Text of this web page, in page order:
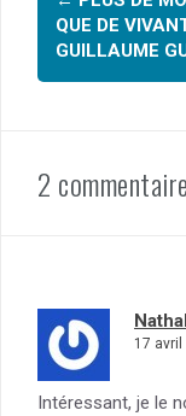
k
d'article
QUE DE
GUILLAUME
2
17 avril
Intéressant, je le